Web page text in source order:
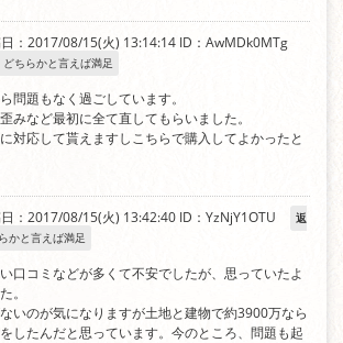
：2017/08/15(火) 13:14:14 ID：AwMDk0MTg
どちらかと言えば満足
問題もなく過ごしています。
みなど最初に全て直してもらいました。
対応して貰えますしこちらで購入してよかったと
：2017/08/15(火) 13:42:40 ID：YzNjY1OTU
返
かと言えば満足
口コミなどが多くて不安でしたが、思っていたよ
。
いのが気になりますが土地と建物で約3900万なら
したんだと思っています。今のところ、問題も起